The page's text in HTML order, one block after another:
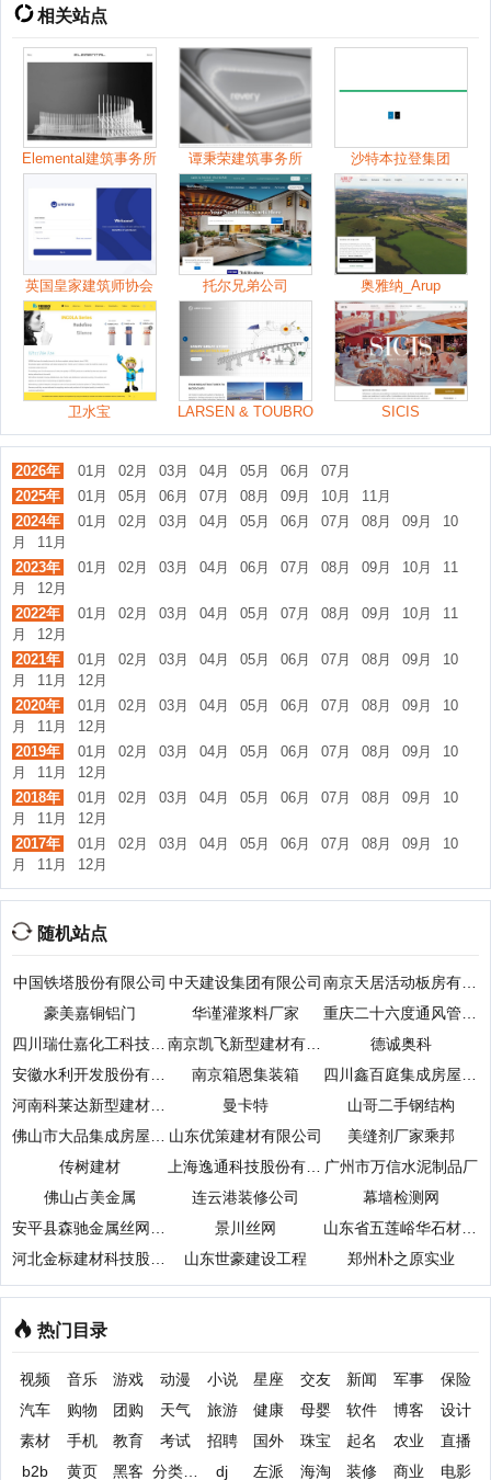
相关站点
Elemental建筑事务所 谭秉荣建筑事务所 沙特本拉登集团
英国皇家建筑师协会 托尔兄弟公司 奥雅纳_Arup
卫水宝 LARSEN & TOUBRO SICIS
2026年 01月 02月 03月 04月 05月 06月
07月
2025年
01月 05月 06月 07月 08月 09月 10月
11月
2024年
01月 02月 03月 04月 05月 06月 07月 08月 09月
10
月
11月
2023年
01月 02月 03月 04月 06月 07月 08月 09月 10月
11
月
12月
2022年
01月 02月 03月 04月 05月 07月 08月 09月 10月
11
月
12月
2021年
01月 02月 03月 04月 05月 06月 07月 08月 09月
10
月
11月
12月
2020年
01月 02月 03月 04月 05月 06月 07月 08月 09月
10
月
11月
12月
2019年
01月 02月 03月 04月 05月 06月 07月 08月 09月
10
月
11月
12月
2018年
01月 02月 03月 04月 05月 06月 07月 08月 09月
10
月
11月
12月
2017年
01月 02月 03月 04月 05月 06月 07月 08月 09月
10
月
11月 12月
随机站点
中国铁塔股份有限公司 中天建设集团有限公司
南京天居活动板房有限公司
豪美嘉铜铝门
华谨灌浆料厂家
南京凯飞新型建材有限公司
德诚奥科
南京箱恩集装箱
曼卡特
山哥二手钢结构
山东优策建材有限公司
美缝剂厂家乘邦
传树建材
上海逸通科技股份有限公司
广州市万信水泥制品厂
佛山占美金属
连云港装修公司
幕墙检测网
景川丝网
山东省五莲峪华石材公司
山东世豪建设工程 郑州朴之原实业
热门目录
视频 音乐 游戏 动漫 小说 星座 交友 新闻 军事
保险
汽车
购物 团购 天气 旅游 健康 母婴 软件 博客
设计
素材
手机 教育 考试 招聘 国外 珠宝 起名 农业
直播
b2b
黄页 黑客 分类信息 dj 左派 海淘 装修 商业 电影